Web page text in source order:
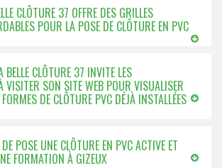
CLÔTURE 37 OFFRE DES GRILLES
POUR LA POSE DE CLÔTURE EN PVC
BELLE CLÔTURE 37 INVITE LES
VISITER SON SITE WEB POUR VISUALISER
DE CLÔTURE PVC DÉJÀ INSTALLÉES
POSE UNE CLÔTURE EN PVC ACTIVE ET
FORMATION À GIZEUX